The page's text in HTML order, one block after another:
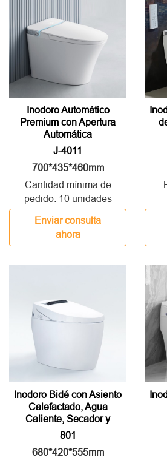
Inodoro Automático
Premium con Apertura
Automática
J-4011
700*435*460mm
Cantidad mínima de
pedido: 10 unidades
Enviar consulta
ahora
Inodoro Bidé con Asiento
Calefactado, Agua
Caliente, Secador y
Control Remoto
801
680*420*555mm